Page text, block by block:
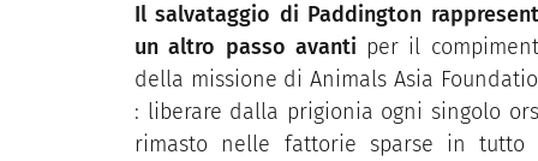
Il salvataggio di Paddington
un altro passo avanti per il
della missione di Animals Asia
: liberare dalla prigionia ogni singolo
rimasto nelle fattorie sparse in tutto